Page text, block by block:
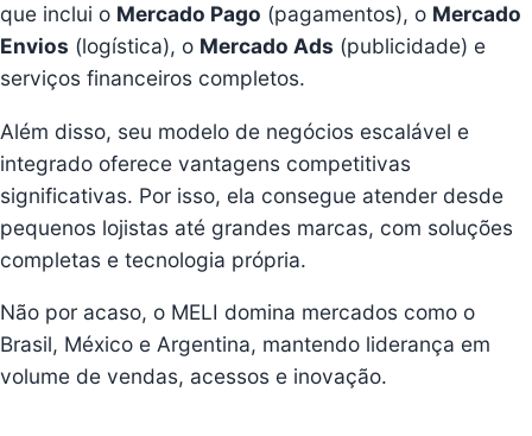
que inclui o Mercado Pago (pagamentos), o Mercado
Envios (logística), o Mercado Ads (publicidade) e
serviços financeiros completos.
Além disso, seu modelo de negócios escalável e
integrado oferece vantagens competitivas
significativas. Por isso, ela consegue atender desde
pequenos lojistas até grandes marcas, com soluções
completas e tecnologia própria.
Não por acaso, o MELI domina mercados como o
Brasil, México e Argentina, mantendo liderança em
volume de vendas, acessos e inovação.